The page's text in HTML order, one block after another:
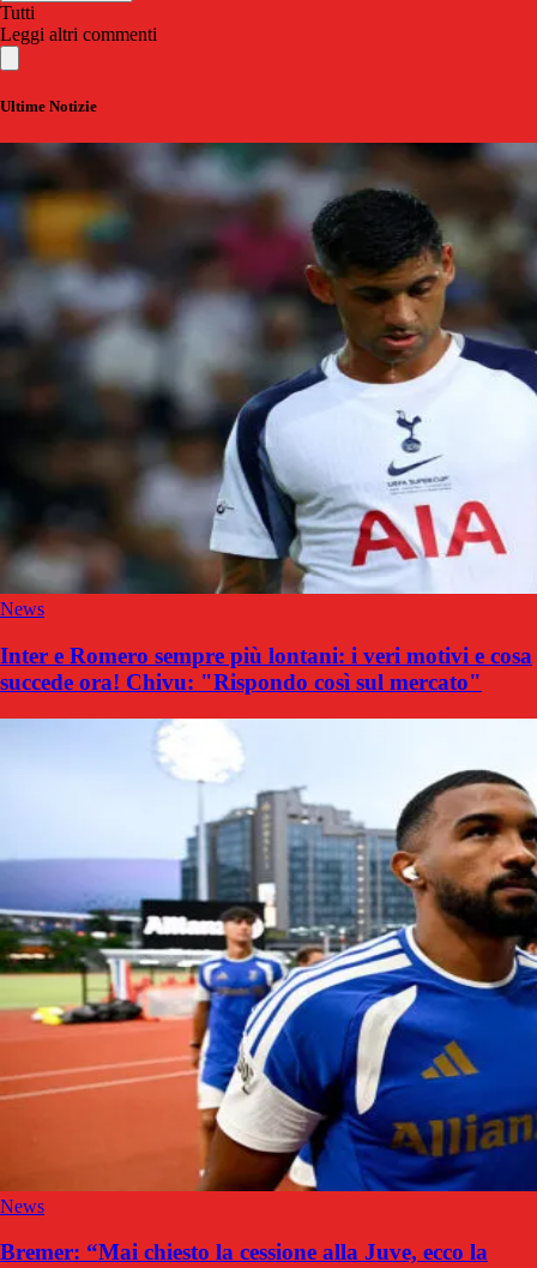
Tutti
Leggi altri commenti
Ultime Notizie
News
Inter e Romero sempre più lontani: i veri motivi e cosa
succede ora! Chivu: "Rispondo così sul mercato"
News
Bremer: “Mai chiesto la cessione alla Juve, ecco la